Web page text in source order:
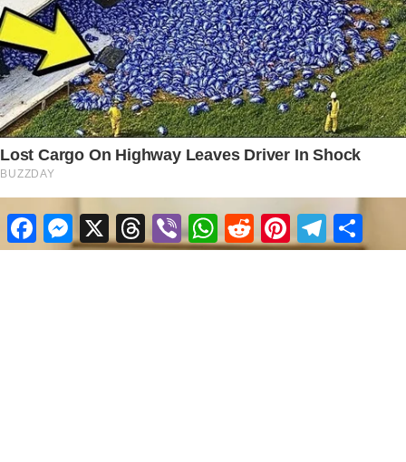
FacebookMessenger
X ThreadsViber WhatsApp
RedditPinterestTelegram